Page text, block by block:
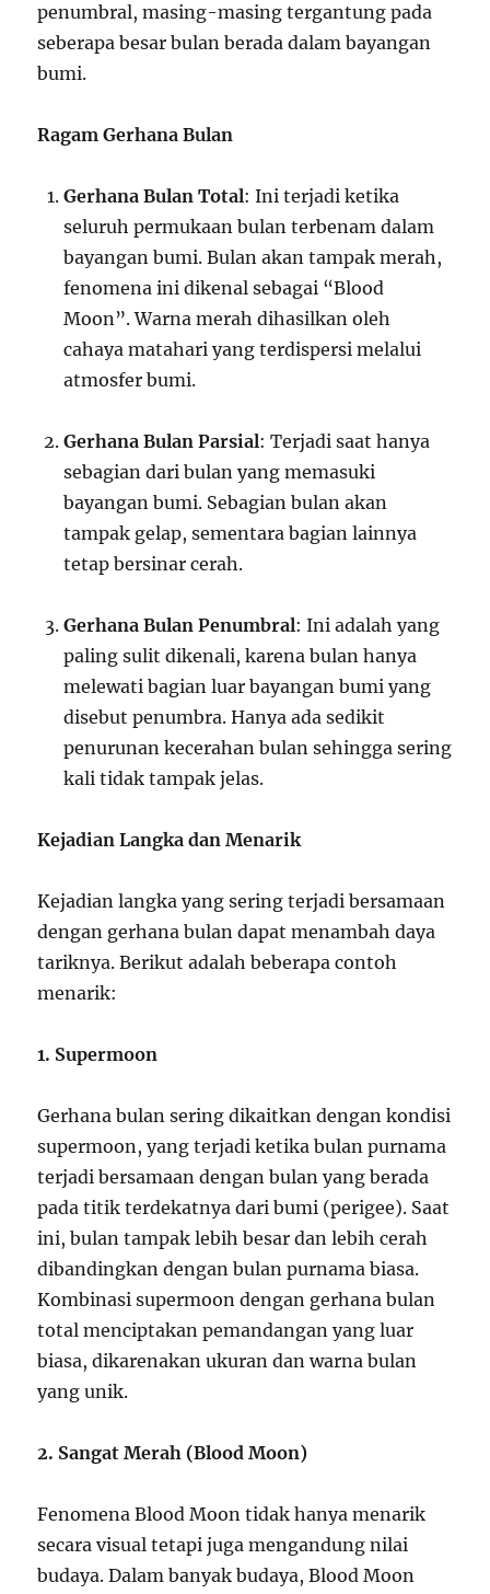
penumbral, masing-masing tergantung pada
seberapa besar bulan berada dalam bayangan
bumi.
Ragam Gerhana Bulan
Gerhana Bulan Total: Ini terjadi ketika
seluruh permukaan bulan terbenam dalam
bayangan bumi. Bulan akan tampak merah,
fenomena ini dikenal sebagai “Blood
Moon”. Warna merah dihasilkan oleh
cahaya matahari yang terdispersi melalui
atmosfer bumi.
Gerhana Bulan Parsial: Terjadi saat hanya
sebagian dari bulan yang memasuki
bayangan bumi. Sebagian bulan akan
tampak gelap, sementara bagian lainnya
tetap bersinar cerah.
Gerhana Bulan Penumbral: Ini adalah yang
paling sulit dikenali, karena bulan hanya
melewati bagian luar bayangan bumi yang
disebut penumbra. Hanya ada sedikit
penurunan kecerahan bulan sehingga sering
kali tidak tampak jelas.
Kejadian Langka dan Menarik
Kejadian langka yang sering terjadi bersamaan
dengan gerhana bulan dapat menambah daya
tariknya. Berikut adalah beberapa contoh
menarik:
1. Supermoon
Gerhana bulan sering dikaitkan dengan kondisi
supermoon, yang terjadi ketika bulan purnama
terjadi bersamaan dengan bulan yang berada
pada titik terdekatnya dari bumi (perigee). Saat
ini, bulan tampak lebih besar dan lebih cerah
dibandingkan dengan bulan purnama biasa.
Kombinasi supermoon dengan gerhana bulan
total menciptakan pemandangan yang luar
biasa, dikarenakan ukuran dan warna bulan
yang unik.
2. Sangat Merah (Blood Moon)
Fenomena Blood Moon tidak hanya menarik
secara visual tetapi juga mengandung nilai
budaya. Dalam banyak budaya, Blood Moon